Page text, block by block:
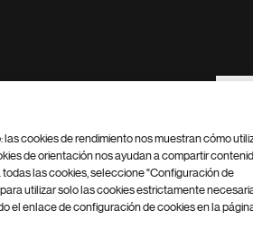
Configuración de cookies Mapa
cookies de rendimiento nos muestran cómo
de orientación nos ayudan a compartir
las cookies, seleccione "Configuración de
utilizar solo las cookies estrictamente
el enlace de configuración de cookies en la